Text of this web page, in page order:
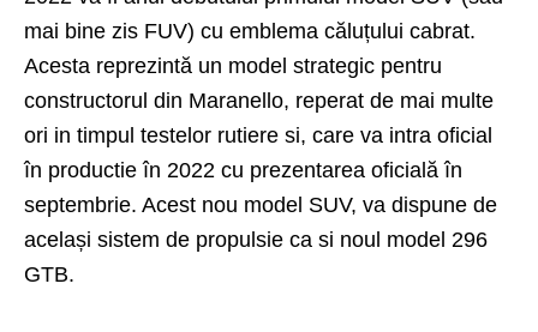
mai bine zis FUV) cu emblema căluțului cabrat.
Acesta reprezintă un model strategic pentru
constructorul din Maranello, reperat de mai multe
ori in timpul testelor rutiere si, care va intra oficial
în productie în 2022 cu prezentarea oficială în
septembrie. Acest nou model SUV, va dispune de
același sistem de propulsie ca si noul model 296
GTB.